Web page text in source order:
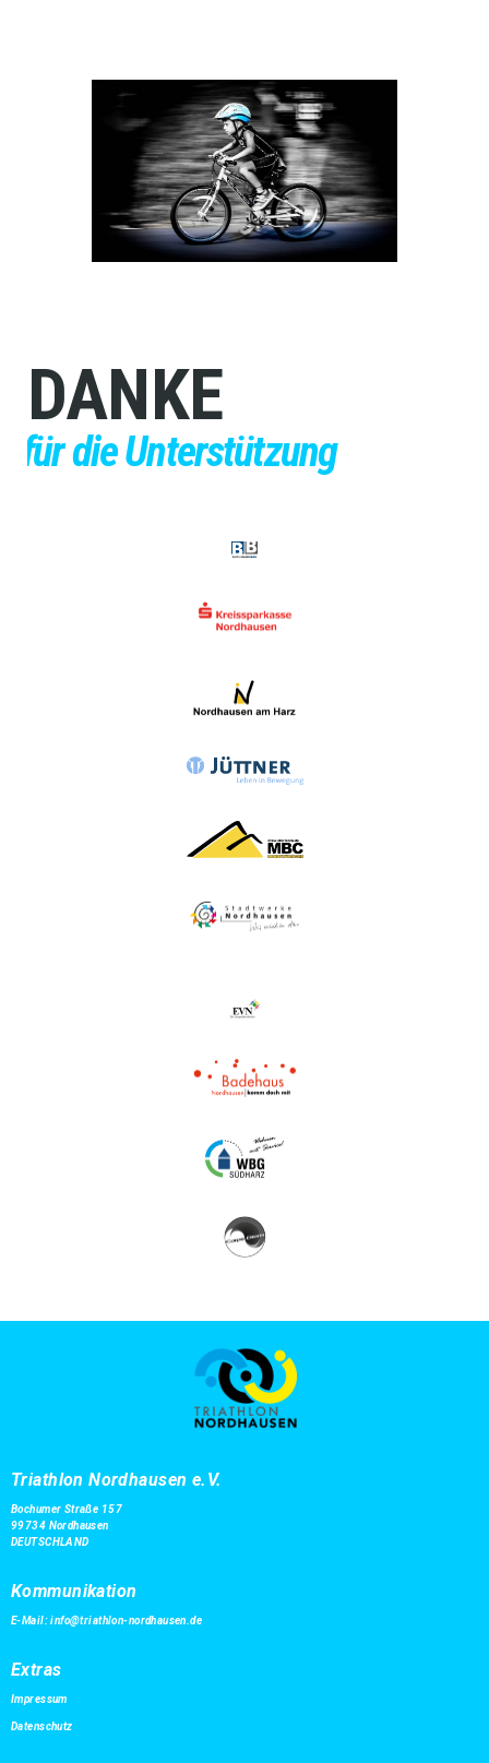
DANKE
für die Unterstützung
Triathlon Nordhausen e.V.
Bochumer Straße 157
99734 Nordhausen
DEUTSCHLAND
Kommunikation
E-Mail:info@triathlon-nordhausen.de
Extras
Impressum
Datenschutz